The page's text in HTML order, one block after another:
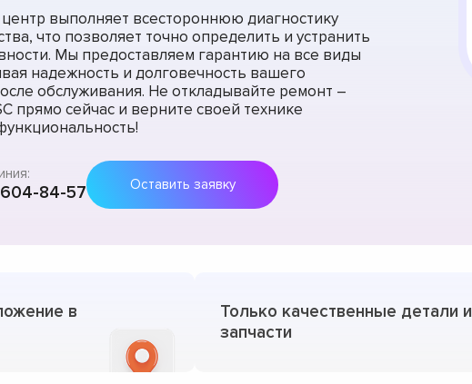
выполняет всестороннюю диагностику
что позволяет точно определить и устранить
Мы предоставляем гарантию на все виды
надежность и долговечность вашего
обслуживания. Не откладывайте ремонт –
прямо сейчас и верните своей технике
604-84-57 Оставить заявку
в
Только качественные детали и
запчасти